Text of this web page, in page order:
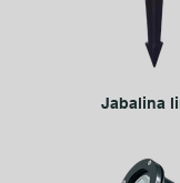
Jabalina